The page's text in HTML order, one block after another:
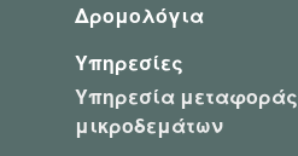
Δρομολόγια
Υπηρεσίες
Υπηρεσία μεταφοράς
μικροδεμάτων